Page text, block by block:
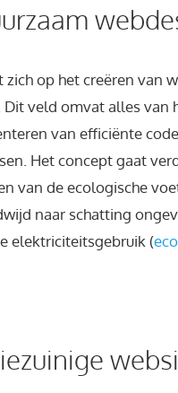
zich op het creëren van
veld omvat alles
van efficiënte
Het concept gaat
van de ecologische
naar schatting
elektriciteitsgebruik (